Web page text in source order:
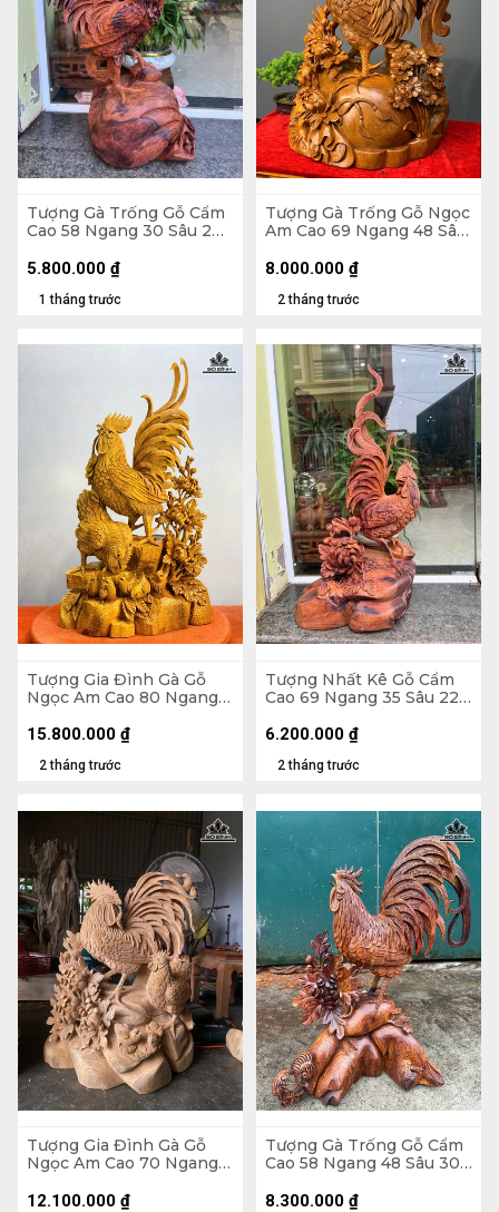
Tượng Gà Trống Gỗ Cẩm
Cao 58 Ngang 30 Sâu 20
1 tháng trước
5.800.000 ₫
Tượng Gà Trống Gỗ Ngọc
Am Cao 69 Ngang 48 Sâu
2 tháng trước
8.000.000 ₫
Tượng Gia Đình Gà Gỗ
Ngọc Am Cao 80 Ngang
2 tháng trước
15.800.000 ₫
Tượng Nhất Kê Gỗ Cẩm
Cao 69 Ngang 35 Sâu 22
2 tháng trước
6.200.000 ₫
Tượng Gia Đình Gà Gỗ
Ngọc Am Cao 70 Ngang
12.100.000 ₫
Tượng Gà Trống Gỗ Cẩm
Cao 58 Ngang 48 Sâu 30
8.300.000 ₫